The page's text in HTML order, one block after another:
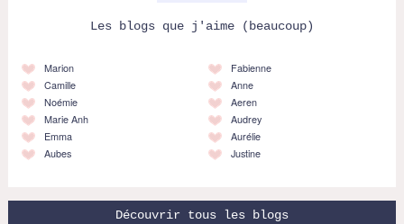
Les blogs que j'aime (beaucoup)
Marion
Camille
Noémie
Marie Anh
Emma
Aubes
Fabienne
Anne
Aeren
Audrey
Aurélie
Justine
Découvrir tous les blogs